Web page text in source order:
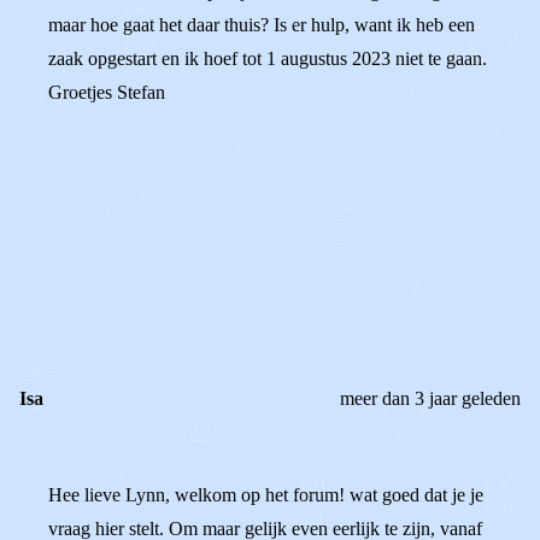
maar hoe gaat het daar thuis? Is er hulp, want ik heb een
zaak opgestart en ik hoef tot 1 augustus 2023 niet te gaan.
Groetjes Stefan
Isa meer dan 3 jaar geleden
Hee lieve Lynn, welkom op het forum! wat goed dat je je
vraag hier stelt. Om maar gelijk even eerlijk te zijn, vanaf